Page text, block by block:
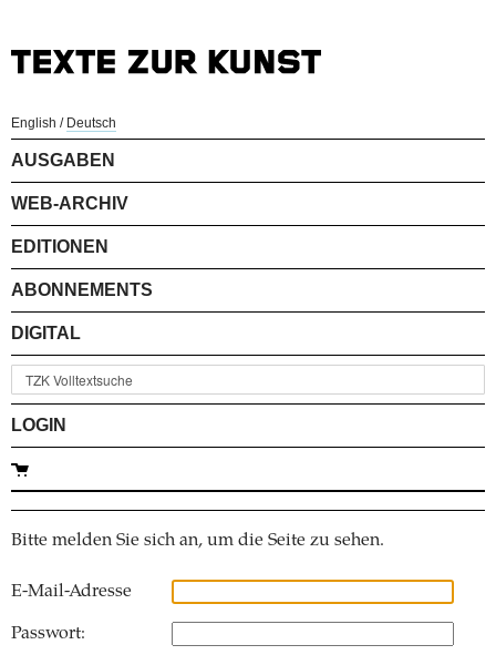
English / Deutsch
AUSGABEN
WEB-ARCHIV
EDITIONEN
ABONNEMENTS
DIGITAL
LOGIN
Bitte melden Sie sich an, um die Seite zu sehen.
E-Mail-Adresse
Passwort: